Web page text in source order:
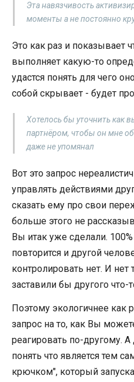
Эта навязчивость
моменты а не постоянно
Это как раз и показывает
выполняет какую-то
удастся понять для чего
собой скрывает - будет
Хотелось бы уточнить как
партнёром, чтобы он мне
даже не упомянал
Вот это запрос
управлять действиями
сказать ему про свои
больше этого не
Вы итак уже сделали. 100%
повторится и другой
контролировать нет. И нет
заставили бы другого что-
Поэтому экологичнее как
запрос на то, как Вы
реагировать по-другому.
понять что является тем
крючком", который